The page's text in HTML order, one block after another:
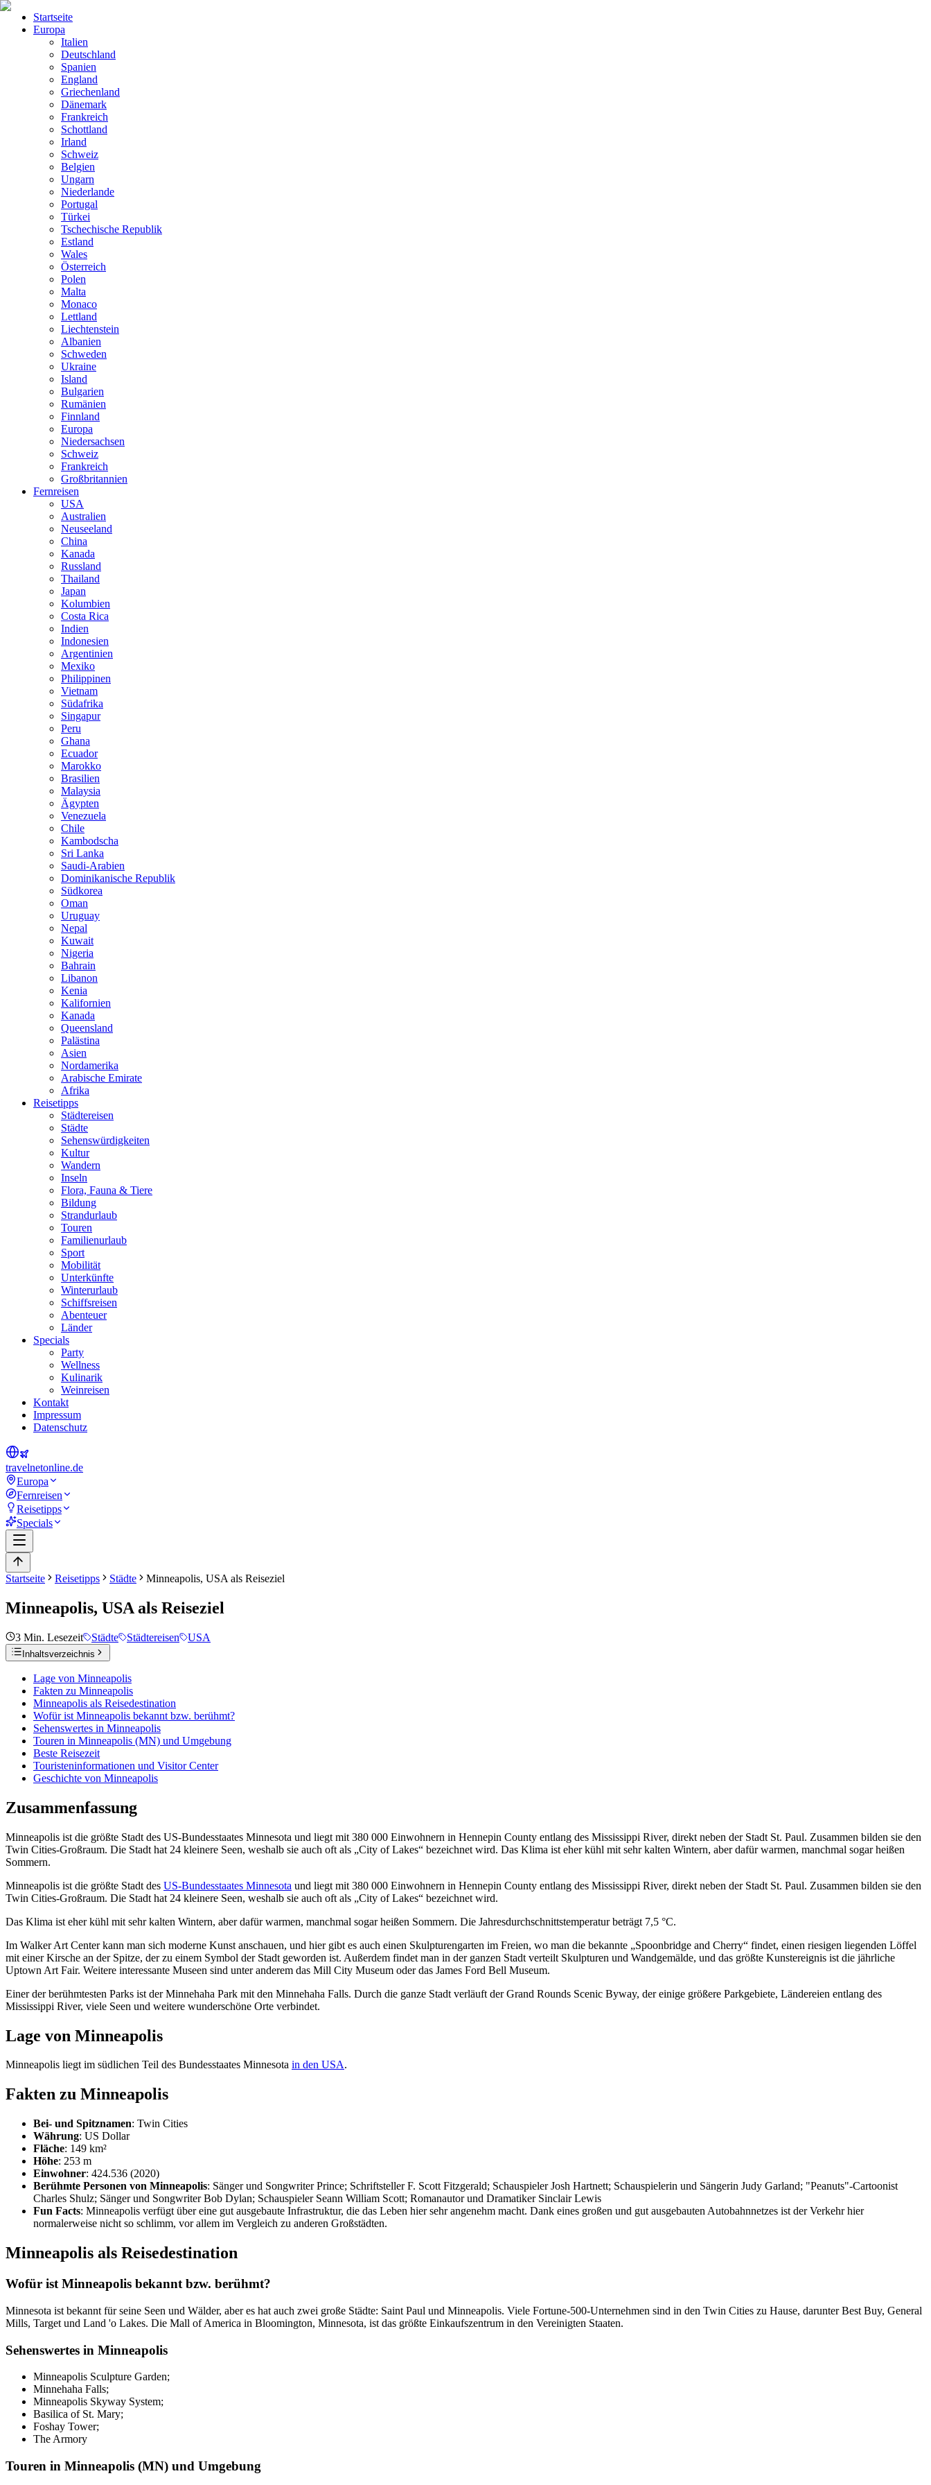
Startseite
Europa
Italien
Deutschland
Spanien
England
Griechenland
Dänemark
Frankreich
Schottland
Irland
Schweiz
Belgien
Ungarn
Niederlande
Portugal
Türkei
Tschechische Republik
Estland
Wales
Österreich
Polen
Malta
Monaco
Lettland
Liechtenstein
Albanien
Schweden
Ukraine
Island
Bulgarien
Rumänien
Finnland
Europa
Niedersachsen
Schweiz
Frankreich
Großbritannien
Fernreisen
USA
Australien
Neuseeland
China
Kanada
Russland
Thailand
Japan
Kolumbien
Costa Rica
Indien
Indonesien
Argentinien
Mexiko
Philippinen
Vietnam
Südafrika
Singapur
Peru
Ghana
Ecuador
Marokko
Brasilien
Malaysia
Ägypten
Venezuela
Chile
Kambodscha
Sri Lanka
Saudi-Arabien
Dominikanische Republik
Südkorea
Oman
Uruguay
Nepal
Kuwait
Nigeria
Bahrain
Libanon
Kenia
Kalifornien
Kanada
Queensland
Palästina
Asien
Nordamerika
Arabische Emirate
Afrika
Reisetipps
Städtereisen
Städte
Sehenswürdigkeiten
Kultur
Wandern
Inseln
Flora, Fauna & Tiere
Bildung
Strandurlaub
Touren
Familienurlaub
Sport
Mobilität
Unterkünfte
Winterurlaub
Schiffsreisen
Abenteuer
Länder
Specials
Party
Wellness
Kulinarik
Weinreisen
Kontakt
Impressum
Datenschutz
travelnetonline.de
Europa
Fernreisen
Reisetipps
Specials
Startseite Reisetipps Städte Minneapolis, USA als Reiseziel
Minneapolis, USA als Reiseziel
3 Min. Lesezeit Städte Städtereisen USA
Inhaltsverzeichnis
Lage von Minneapolis
Fakten zu Minneapolis
Minneapolis als Reisedestination
Wofür ist Minneapolis bekannt bzw. berühmt?
Sehenswertes in Minneapolis
Touren in Minneapolis (MN) und Umgebung
Beste Reisezeit
Touristeninformationen und Visitor Center
Geschichte von Minneapolis
Zusammenfassung
Minneapolis ist die größte Stadt des US-Bundesstaates Minnesota und liegt mit 380 000 Einwohnern in Hennepin County entlang des Mississippi River, direkt neben der Stadt St. Paul. Zusammen bilden sie den
Twin Cities-Großraum. Die Stadt hat 24 kleinere Seen, weshalb sie auch oft als „City of Lakes“ bezeichnet wird. Das Klima ist eher kühl mit sehr kalten Wintern, aber dafür warmen, manchmal sogar heißen
Sommern.
Minneapolis ist die größte Stadt des US-Bundesstaates Minnesota und liegt mit 380 000 Einwohnern in Hennepin County entlang des Mississippi River, direkt neben der Stadt St. Paul. Zusammen bilden sie den
Twin Cities-Großraum. Die Stadt hat 24 kleinere Seen, weshalb sie auch oft als „City of Lakes“ bezeichnet wird.
Das Klima ist eher kühl mit sehr kalten Wintern, aber dafür warmen, manchmal sogar heißen Sommern. Die Jahresdurchschnittstemperatur beträgt 7,5 °C.
Im Walker Art Center kann man sich moderne Kunst anschauen, und hier gibt es auch einen Skulpturengarten im Freien, wo man die bekannte „Spoonbridge and Cherry“ findet, einen riesigen liegenden Löffel
mit einer Kirsche an der Spitze, der zu einem Symbol der Stadt geworden ist. Außerdem findet man in der ganzen Stadt verteilt Skulpturen und Wandgemälde, und das größte Kunstereignis ist die jährliche
Uptown Art Fair. Weitere interessante Museen sind unter anderem das Mill City Museum oder das James Ford Bell Museum.
Einer der berühmtesten Parks ist der Minnehaha Park mit den Minnehaha Falls. Durch die ganze Stadt verläuft der Grand Rounds Scenic Byway, der einige größere Parkgebiete, Ländereien entlang des
Mississippi River, viele Seen und weitere wunderschöne Orte verbindet.
Lage von Minneapolis
Minneapolis liegt im südlichen Teil des Bundesstaates Minnesota in den USA.
Fakten zu Minneapolis
Bei- und Spitznamen: Twin Cities
Währung: US Dollar
Fläche: 149 km²
Höhe: 253 m
Einwohner: 424.536 (2020)
Berühmte Personen von Minneapolis: Sänger und Songwriter Prince; Schriftsteller F. Scott Fitzgerald; Schauspieler Josh Hartnett; Schauspielerin und Sängerin Judy Garland; "Peanuts"-Cartoonist
Charles Shulz; Sänger und Songwriter Bob Dylan; Schauspieler Seann William Scott; Romanautor und Dramatiker Sinclair Lewis
Fun Facts: Minneapolis verfügt über eine gut ausgebaute Infrastruktur, die das Leben hier sehr angenehm macht. Dank eines großen und gut ausgebauten Autobahnnetzes ist der Verkehr hier
normalerweise nicht so schlimm, vor allem im Vergleich zu anderen Großstädten.
Minneapolis als Reisedestination
Wofür ist Minneapolis bekannt bzw. berühmt?
Minnesota ist bekannt für seine Seen und Wälder, aber es hat auch zwei große Städte: Saint Paul und Minneapolis. Viele Fortune-500-Unternehmen sind in den Twin Cities zu Hause, darunter Best Buy, General
Mills, Target und Land 'o Lakes. Die Mall of America in Bloomington, Minnesota, ist das größte Einkaufszentrum in den Vereinigten Staaten.
Sehenswertes in Minneapolis
Minneapolis Sculpture Garden;
Minnehaha Falls;
Minneapolis Skyway System;
Basilica of St. Mary;
Foshay Tower;
The Armory
Touren in Minneapolis (MN) und Umgebung